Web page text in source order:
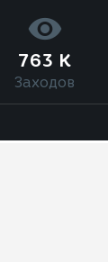
763 K
Заходов